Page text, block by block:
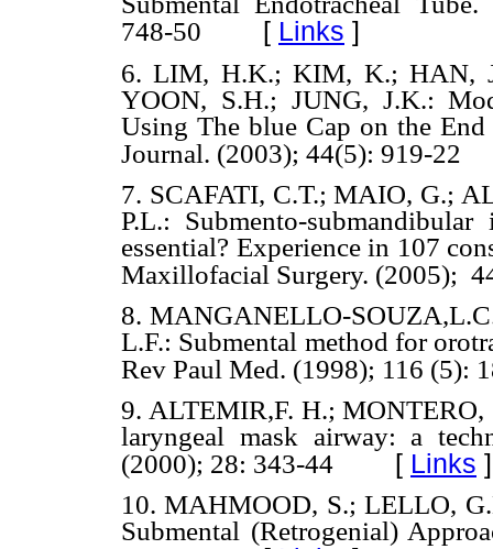
748-50 [ Links ]
6. LIM, H.K.; KIM, K.; HAN,
YOON, S.H.; JUNG, J.K.:
Using The blue Cap on the
Journal. (2003); 44(5): 919-22
7. SCAFATI, C.T.; MAIO, G.;
P.L.: Submento-
essential? Experience in 107
Maxillofacial Surgery. (2005);
8. MANGANELLO-
L.F.: Submental method for
Rev Paul Med. (1998); 116 (5):
9. ALTEMIR,F. H.; MONTERO,
laryngeal mask airway: a
(2000); 28: 343-44 [ Links ]
10. MAHMOOD, S.; LELLO,
Submental (Retrogenial)